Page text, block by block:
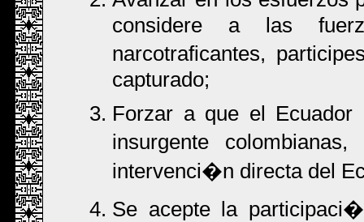
considere a las
narcotraficantes,
capturado;
Forzar a que el Ecuador
insurgente
intervenci�n directa del
Se acepte la